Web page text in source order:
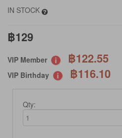
IN STOCK
฿129
VIP Member ฿122.55
VIP Birthday ฿116.10
Qty: